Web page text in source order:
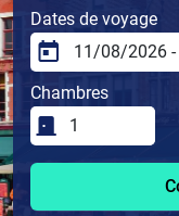
Dates de voyage
Chambres